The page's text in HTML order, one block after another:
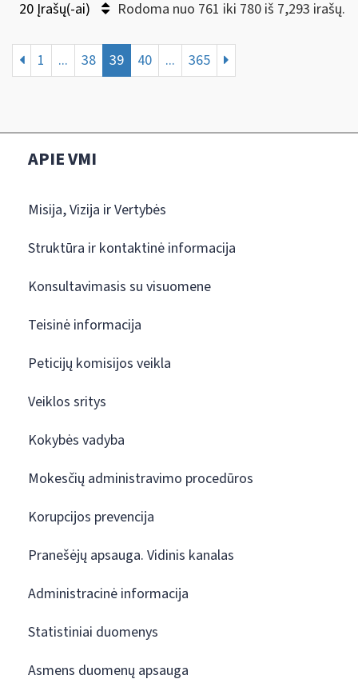
20 Įrašų(-ai) Rodoma nuo 761 iki 780 iš 7,293 irašų.
1 ... 38 39 40 ... 365
APIE VMI
Misija, Vizija ir Vertybės
Struktūra ir kontaktinė informacija
Konsultavimasis su visuomene
Teisinė informacija
Peticijų komisijos veikla
Veiklos sritys
Kokybės vadyba
Mokesčių administravimo procedūros
Korupcijos prevencija
Pranešėjų apsauga. Vidinis kanalas
Administracinė informacija
Statistiniai duomenys
Asmens duomenų apsauga